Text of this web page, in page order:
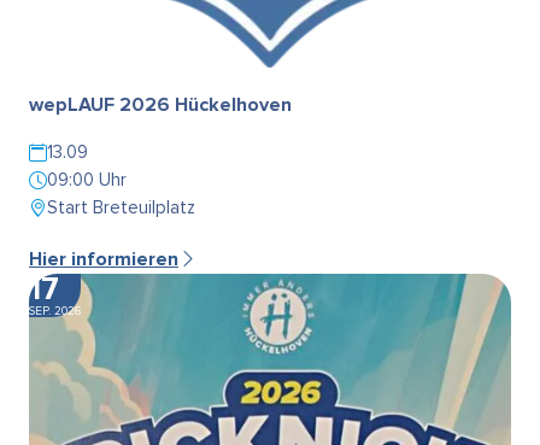
wepLAUF 2026 Hückelhoven
13.09
09:00 Uhr
Start Breteuilplatz
Hier informieren
17
SEP. 2026